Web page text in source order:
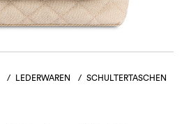
/ LEDERWAREN / SCHULTERTASCHEN